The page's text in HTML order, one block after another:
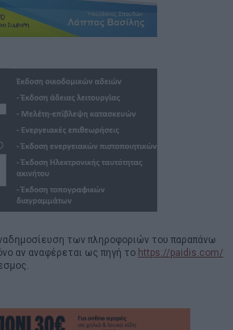
των πληροφοριών του παραπάνω
αν αναφέρεται ως πηγή το https://paidis.com/